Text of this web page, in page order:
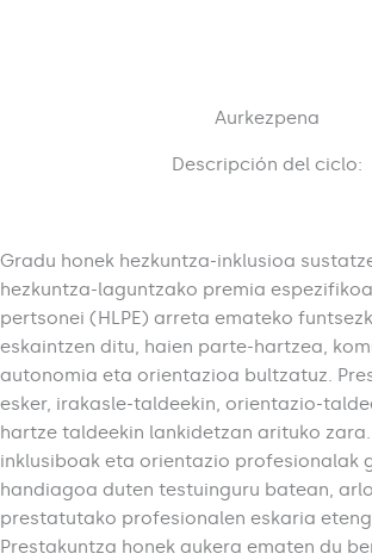
Aurkezpena
Descripción del ciclo:
Gradu honek hezkuntza-inklusioa
hezkuntza-laguntzako premia
pertsonei (HLPE) arreta emateko
eskaintzen ditu, haien parte-hartzea,
autonomia eta orientazioa bultzatuz.
esker, irakasle-taldeekin, orientazio-
hartze taldeekin lankidetzan arituko
inklusiboak eta orientazio profesionalak
handiagoa duten testuinguru batean,
prestatutako profesionalen eskaria
Prestakuntza honek aukera ematen du